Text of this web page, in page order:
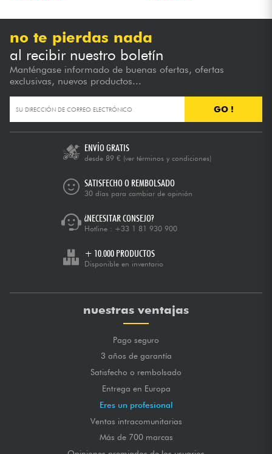
no te pierdas nada
al recibir nuestro boletín
Manténgase informado de buenas ofertas, ofertas
exclusivas, nuevos productos...
GO !
ENVÍO GRATIS
desde 89 € (ver términos y condiciones)
SATISFECHO O REMBOLSADO
30 días para cambiar de opinión
¿NECESITAR CONSEJO?
Hotline : +33 1 81 930 900
+ 10.000 PRODUCTOS
Disponible en inventario
nuestras ventajas
Pago seguro
3 años de garantía
Satisfecho o rembolsado
Entrega en Europa
Eres un profesional
Ventas intracomunitarias
Más de 700 marcas